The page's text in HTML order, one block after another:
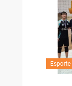
Esporte